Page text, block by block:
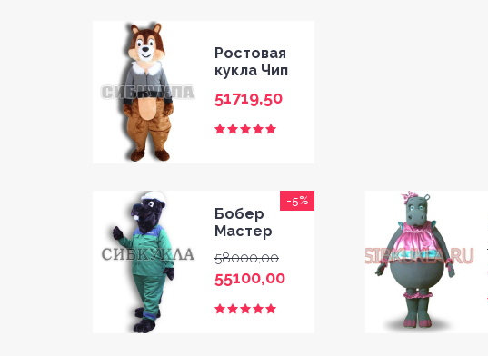
Ростовая
кукла Чип
51719,50
-5%
Бобер
Мастер
58000,00
55100,00